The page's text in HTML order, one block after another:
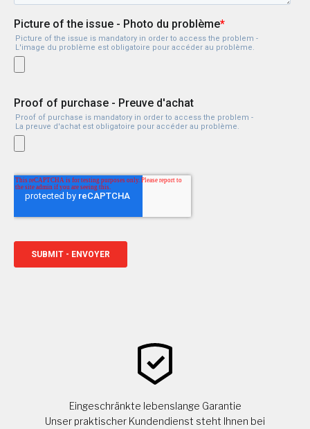
Eingeschränkte lebenslange Garantie
Unser praktischer Kundendienst steht Ihnen bei